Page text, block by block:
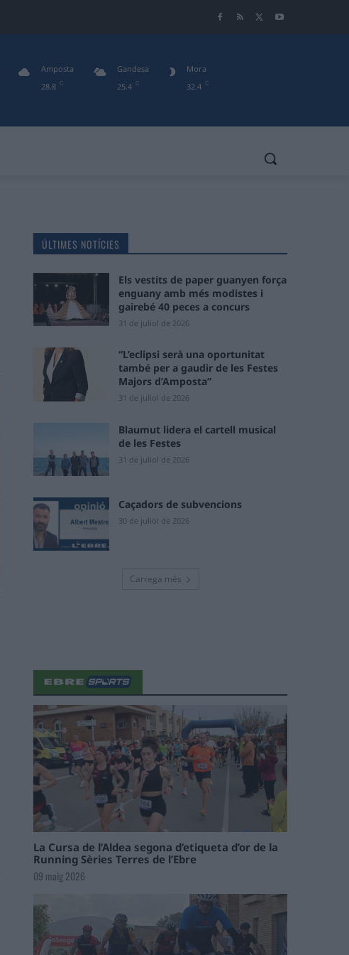
28.8 C
Amposta
25.4 C
Gandesa
32.4 C
Mora
ÚLTIMES NOTÍCIES
Els vestits de paper guanyen força
enguany amb més modistes i
gairebé 40 peces a concurs
31 de juliol de 2026
“L’eclipsi serà una oportunitat
també per a gaudir de les Festes
Majors d’Amposta”
31 de juliol de 2026
Blaumut lidera el cartell musical
de les Festes
31 de juliol de 2026
Caçadors de subvencions
30 de juliol de 2026
Carrega més
La Cursa de l’Aldea segona d’etiqueta d’or de la
Running Sèries Terres de l’Ebre
09 maig 2026